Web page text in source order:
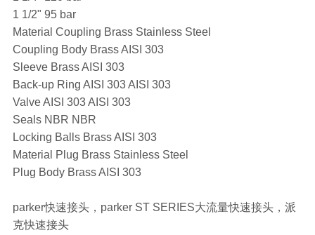
1 1/2" 95 bar
Material Coupling Brass Stainless Steel
Coupling Body Brass AISI 303
Sleeve Brass AISI 303
Back-up Ring AISI 303 AISI 303
Valve AISI 303 AISI 303
Seals NBR NBR
Locking Balls Brass AISI 303
Material Plug Brass Stainless Steel
Plug Body Brass AISI 303
parker快速接头，parker ST SERIES大流量快速接头，派
克快速接头